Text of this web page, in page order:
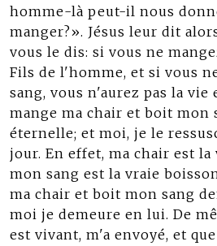
homme-là peut-il nous
manger?». Jésus leur dit
vous le dis: si vous ne
Fils de l'homme, et si vous
sang, vous n'aurez pas la vie
mange ma chair et boit mon
éternelle; et moi, je le
jour. En effet, ma chair est
mon sang est la vraie
ma chair et boit mon sang
moi je demeure en lui. De
est vivant, m'a envoyé, et